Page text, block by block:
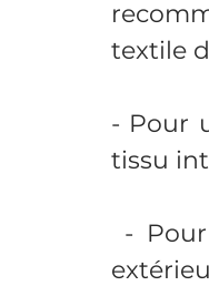
textile
- Pour
tissu
-